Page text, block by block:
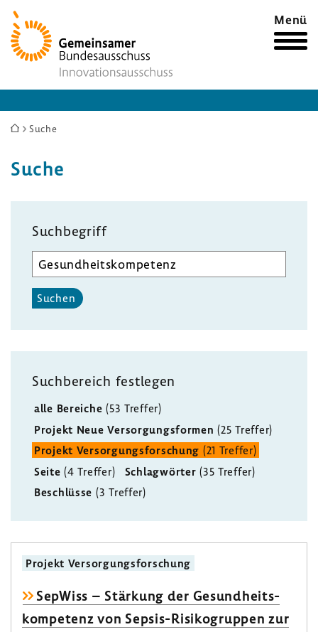
Zur
Startseite
Menü
Sie
hier:
Suche
Suche
Suchbegriff
Such­be­reich fest­legen
alle Bereiche (53 Treffer)
Projekt Neue Versor­gungs­formen (25 Treffer)
Projekt Versor­gungs­for­schung (21 Treffer)
Seite (4 Treffer) Schlag­wörter (35 Treffer)
Beschlüsse (3 Treffer)
Projekt Versor­gungs­for­schung
SepWiss – Stär­kung der Gesund­heits­
kom­pe­tenz von Sepsis-​Risikogruppen zur